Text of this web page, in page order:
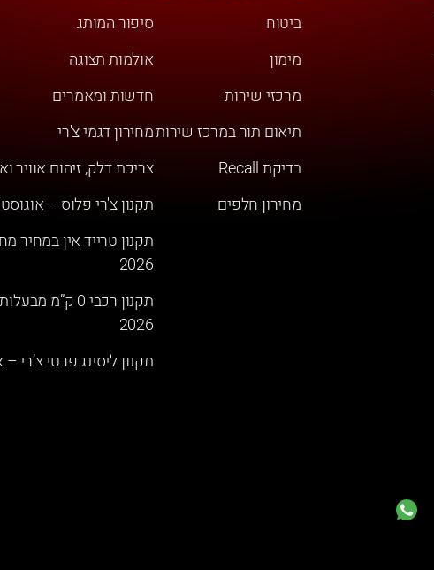
ביטוח
מימון
מרכזי שירות
תיאום תור במרכז שירות
בדיקת Recall
מחירון חלפים
סיפור המותג
אולמות תצוגה
חדשות ומאמרים
מחירון דגמי צ'רי
צריכת דלק, זיהום אוויר
תקנון צ'רי פלוס – אוגוסט 2026
תקנון טרייד אין במחיר
2026
תקנון רכבי 0
2026
תקנון ליסינג פרטי צ’רי –